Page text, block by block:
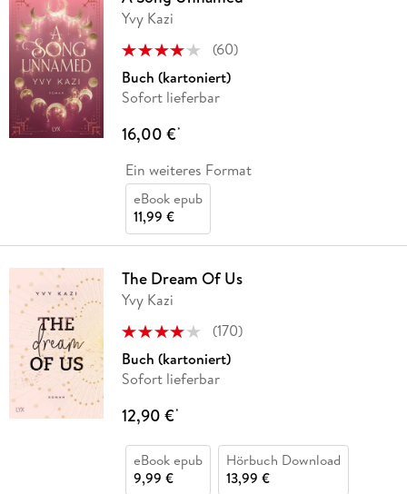
Yvy Kazi
(60)
Buch (kartoniert)
Sofort lieferbar
16,00 €*
Ein weiteres Format
eBook epub
11,99 €
The Dream Of Us
Yvy Kazi
(170)
Buch (kartoniert)
Sofort lieferbar
12,90 €*
eBook epub
9,99 €
Hörbuch Download
13,99 €